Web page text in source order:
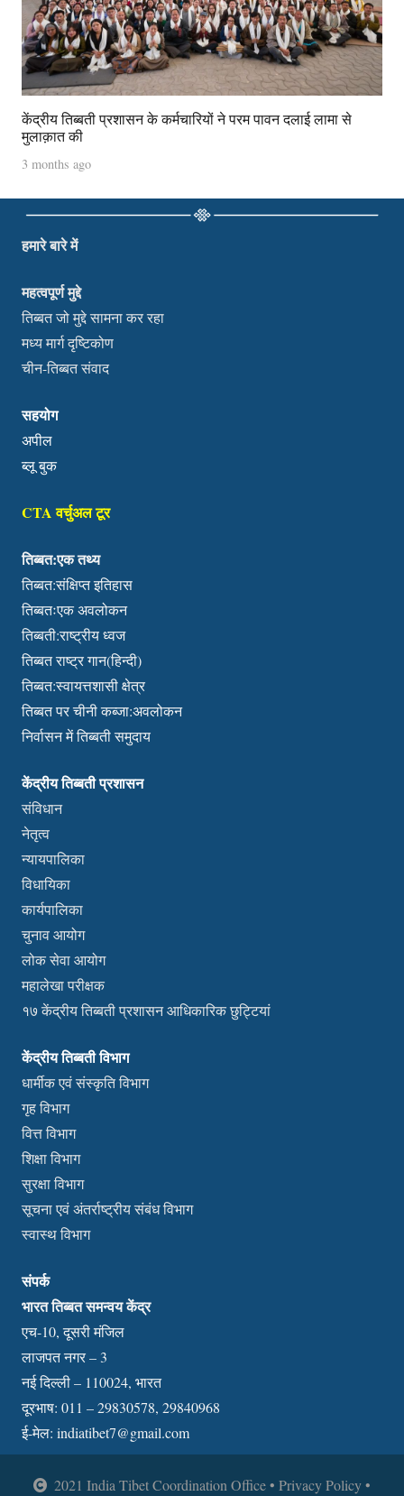
केंद्रीय तिब्बती प्रशासन के कर्मचारियों ने परम पावन दलाई लामा से
मुलाक़ात की
3 months ago
हमारे बारे में
महत्वपूर्ण मुद्दे
तिब्बत जो मुद्दे सामना कर रहा
मध्य मार्ग दृष्टिकोण
चीन-तिब्बत संवाद
सहयोग
अपील
ब्लू बुक
CTA वर्चुअल टूर
तिब्बत:एक तथ्य
तिब्बत:संक्षिप्त इतिहास
तिब्बतःएक अवलोकन
तिब्बती:राष्ट्रीय ध्वज
तिब्बत राष्ट्र गान(हिन्दी)
तिब्बत:स्वायत्तशासी क्षेत्र
तिब्बत पर चीनी कब्जा:अवलोकन
निर्वासन में तिब्बती समुदाय
केंद्रीय तिब्बती प्रशासन
संविधान
नेतृत्व
न्यायपालिका
विधायिका
कार्यपालिका
चुनाव आयोग
लोक सेवा आयोग
महालेखा परीक्षक
१७ केंद्रीय तिब्बती प्रशासन आधिकारिक छुट्टियां
केंद्रीय तिब्बती विभाग
धार्मीक एवं संस्कृति विभाग
गृह विभाग
वित्त विभाग
शिक्षा विभाग
सुरक्षा विभाग
सूचना एवं अंतर्राष्ट्रीय संबंध विभाग
स्वास्थ विभाग
संपर्क
भारत तिब्बत समन्वय केंद्र
एच-10, दूसरी मंजिल
लाजपत नगर – 3
नई दिल्ली – 110024, भारत
दूरभाष: 011 – 29830578, 29840968
ई-मेल: indiatibet7@gmail.com
2021 India Tibet Coordination Office • Privacy Policy •